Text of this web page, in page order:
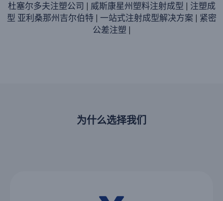
杜塞尔多夫注塑公司 | 威斯康星州塑料注射成型 | 注塑成
型 亚利桑那州吉尔伯特| 一站式注射成型解决方案 | 紧密
公差注塑 |
为什么选择我们